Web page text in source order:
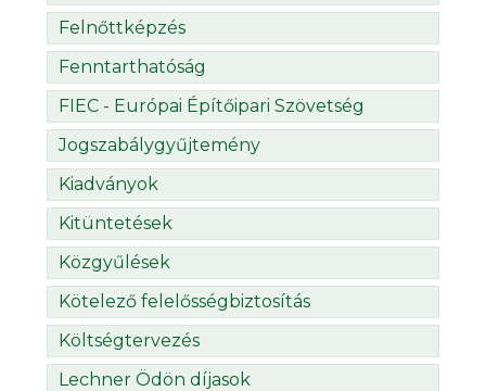
Felnőttképzés
Fenntarthatóság
FIEC - Európai Építőipari Szövetség
Jogszabálygyűjtemény
Kiadványok
Kitüntetések
Közgyűlések
Kötelező felelősségbiztosítás
Költségtervezés
Lechner Ödön díjasok